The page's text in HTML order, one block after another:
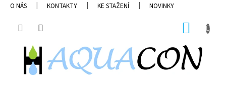
PřejítO NÁS KONTAKTY KE STAŽENÍ NOVINKY